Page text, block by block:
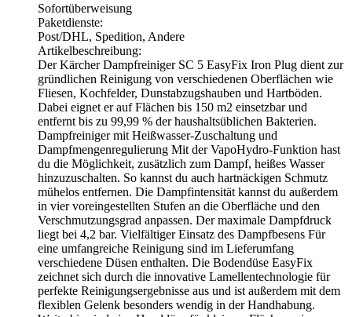
Sofortüberweisung
Paketdienste:
Post/DHL, Spedition, Andere
Artikelbeschreibung:
Der Kärcher Dampfreiniger SC 5 EasyFix Iron Plug dient zur
gründlichen Reinigung von verschiedenen Oberflächen wie
Fliesen, Kochfelder, Dunstabzugshauben und Hartböden.
Dabei eignet er auf Flächen bis 150 m2 einsetzbar und
entfernt bis zu 99,99 % der haushaltsüblichen Bakterien.
Dampfreiniger mit Heißwasser-Zuschaltung und
Dampfmengenregulierung Mit der VapoHydro-Funktion hast
du die Möglichkeit, zusätzlich zum Dampf, heißes Wasser
hinzuzuschalten. So kannst du auch hartnäckigen Schmutz
mühelos entfernen. Die Dampfintensität kannst du außerdem
in vier voreingestellten Stufen an die Oberfläche und den
Verschmutzungsgrad anpassen. Der maximale Dampfdruck
liegt bei 4,2 bar. Vielfältiger Einsatz des Dampfbesens Für
eine umfangreiche Reinigung sind im Lieferumfang
verschiedene Düsen enthalten. Die Bodendüse EasyFix
zeichnet sich durch die innovative Lamellentechnologie für
perfekte Reinigungsergebnisse aus und ist außerdem mit dem
flexiblen Gelenk besonders wendig in der Handhabung.